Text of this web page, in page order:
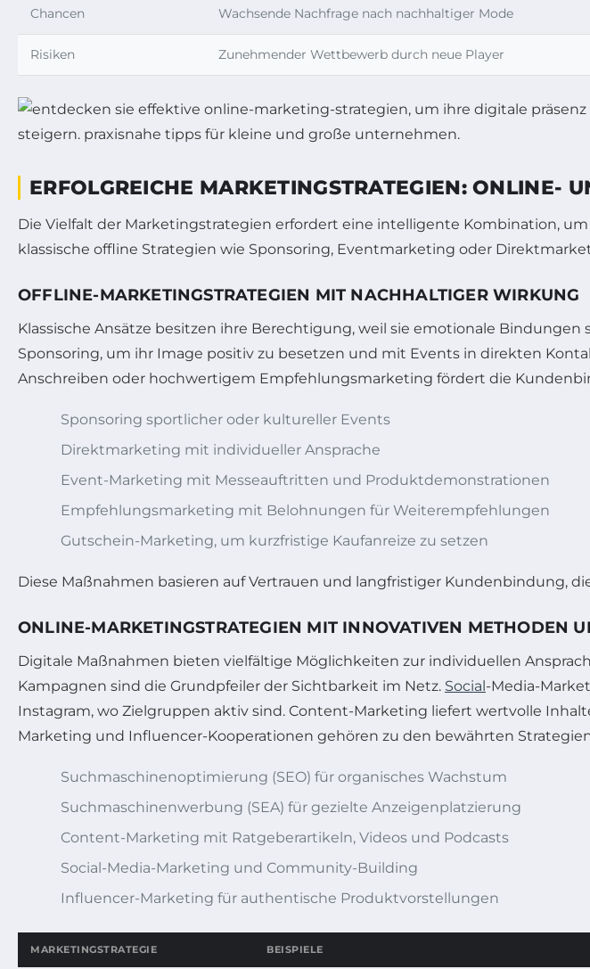
Chancen Wachsende Nachfrage nach nachhaltiger Mode
Risiken Zunehmender Wettbewerb durch neue Player
ERFOLGREICHE MARKETINGSTRATEGIEN: ONLINE-
Die Vielfalt der Marketingstrategien erfordert eine intelligente Kombination,
klassische offline Strategien wie Sponsoring, Eventmarketing oder
OFFLINE-MARKETINGSTRATEGIEN MIT NACHHALTIGER WIRKUNG
Klassische Ansätze besitzen ihre Berechtigung, weil sie emotionale
Sponsoring, um ihr Image positiv zu besetzen und mit Events in direkten
Anschreiben oder hochwertigem Empfehlungsmarketing fördert die
Sponsoring sportlicher oder kultureller Events
Direktmarketing mit individueller Ansprache
Event-Marketing mit Messeauftritten und Produktdemonstrationen
Empfehlungsmarketing mit Belohnungen für Weiterempfehlungen
Gutschein-Marketing, um kurzfristige Kaufanreize zu setzen
Diese Maßnahmen basieren auf Vertrauen und langfristiger Kundenbindung,
ONLINE-MARKETINGSTRATEGIEN MIT INNOVATIVEN METHODEN
Digitale Maßnahmen bieten vielfältige Möglichkeiten zur individuellen
Kampagnen sind die Grundpfeiler der Sichtbarkeit im Netz. Social-Media-
Instagram, wo Zielgruppen aktiv sind. Content-Marketing liefert wertvolle
Marketing und Influencer-Kooperationen gehören zu den bewährten
Suchmaschinenoptimierung (SEO) für organisches Wachstum
Suchmaschinenwerbung (SEA) für gezielte Anzeigenplatzierung
Content-Marketing mit Ratgeberartikeln, Videos und Podcasts
Social-Media-Marketing und Community-Building
Influencer-Marketing für authentische Produktvorstellungen
MARKETINGSTRATEGIE BEISPIELE